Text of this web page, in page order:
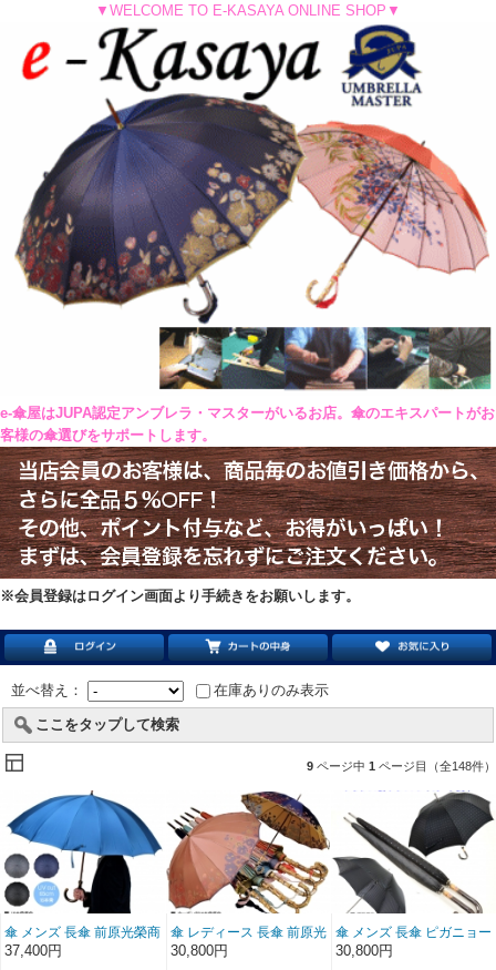
▼WELCOME TO E-KASAYA ONLINE SHOP▼
e-傘屋はJUPA認定アンブレラ・マスターがいるお店。傘のエキスパートがお
客様の傘選びをサポートします。
※会員登録はログイン画面より手続きをお願いします。
並べ替え： 在庫ありのみ表示
ここをタップして検索
9 ページ中 1 ページ目（全148件）
傘 メンズ 長傘 前原光榮商
店 大判 カーボン 16本骨
37,400円
傘 レディース 長傘 前原光
榮商店 カーボン 16本骨
30,800円
傘 メンズ 長傘 ピガニョー
ル フランス製 ジャガード
30,800円